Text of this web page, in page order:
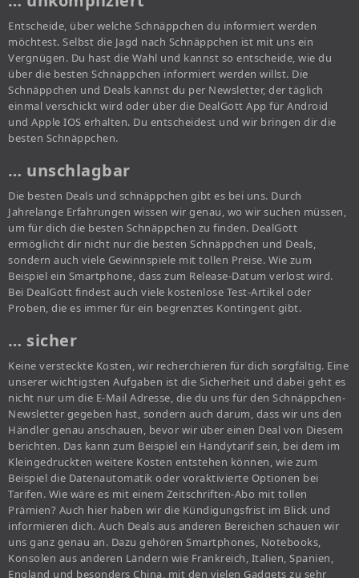
Entscheide, über welche Schnäppchen du informiert werden
möchtest. Selbst die Jagd nach Schnäppchen ist mit uns ein
Vergnügen. Du hast die Wahl und kannst so entscheide, wie du
über die besten Schnäppchen informiert werden willst. Die
Schnäppchen und Deals kannst du per Newsletter, der täglich
einmal verschickt wird oder über die DealGott App für Android
und Apple IOS erhalten. Du entscheidest und wir bringen dir die
besten Schnäppchen.
… unschlagbar
Die besten Deals und schnäppchen gibt es bei uns. Durch
Jahrelange Erfahrungen wissen wir genau, wo wir suchen müssen,
um für dich die besten Schnäppchen zu finden. DealGott
ermöglicht dir nicht nur die besten Schnäppchen und Deals,
sondern auch viele Gewinnspiele mit tollen Preise. Wie zum
Beispiel ein Smartphone, dass zum Release-Datum verlost wird.
Bei DealGott findest auch viele kostenlose Test-Artikel oder
Proben, die es immer für ein begrenztes Kontingent gibt.
… sicher
Keine versteckte Kosten, wir recherchieren für dich sorgfältig. Eine
unserer wichtigsten Aufgaben ist die Sicherheit und dabei geht es
nicht nur um die E-Mail Adresse, die du uns für den Schnäppchen-
Newsletter gegeben hast, sondern auch darum, dass wir uns den
Händler genau anschauen, bevor wir über einen Deal von Diesem
berichten. Das kann zum Beispiel ein Handytarif sein, bei dem im
Kleingedruckten weitere Kosten entstehen können, wie zum
Beispiel die Datenautomatik oder voraktivierte Optionen bei
Tarifen. Wie wäre es mit einem Zeitschriften-Abo mit tollen
Prämien? Auch hier haben wir die Kündigungsfrist im Blick und
informieren dich. Auch Deals aus anderen Bereichen schauen wir
uns ganz genau an. Dazu gehören Smartphones, Notebooks,
Konsolen aus anderen Ländern wie Frankreich, Italien, Spanien,
England und besonders China, mit den vielen Gadgets zu sehr